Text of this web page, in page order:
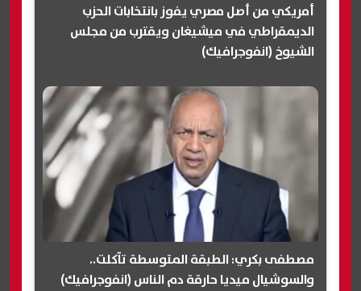
أمريكي من أصل مصري يفوز بانتخابات الحزب
الديمقراطي في ميشيغان ويقترب من مجلس
الشيوخ (انفوجرافيك)
مصطفى بكري: الطبقة المتوسطة تآكلت..
والسوشيال ميديا حارقة دم الناس (انفوجرافيك)